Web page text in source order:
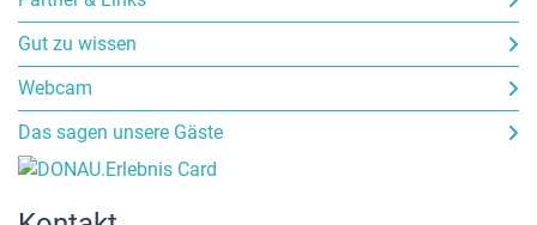
Gut zu wissen
Webcam
Das sagen unsere Gäste